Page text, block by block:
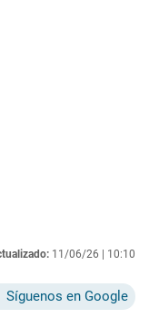
11/06/26 | 10:10
Síguenos en Google